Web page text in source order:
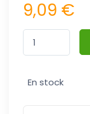
9,09 €
En stock